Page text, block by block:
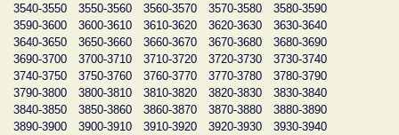
3540-3550
3550-3560 3560-3570 3570-3580
3580-3590
3590-3600
3600-3610 3610-3620 3620-3630
3630-3640
3640-3650
3650-3660 3660-3670 3670-3680
3680-3690
3690-3700
3700-3710 3710-3720 3720-3730
3730-3740
3740-3750
3750-3760 3760-3770 3770-3780
3780-3790
3790-3800
3800-3810 3810-3820 3820-3830
3830-3840
3840-3850
3850-3860 3860-3870 3870-3880
3880-3890
3890-3900
3900-3910 3910-3920 3920-3930
3930-3940